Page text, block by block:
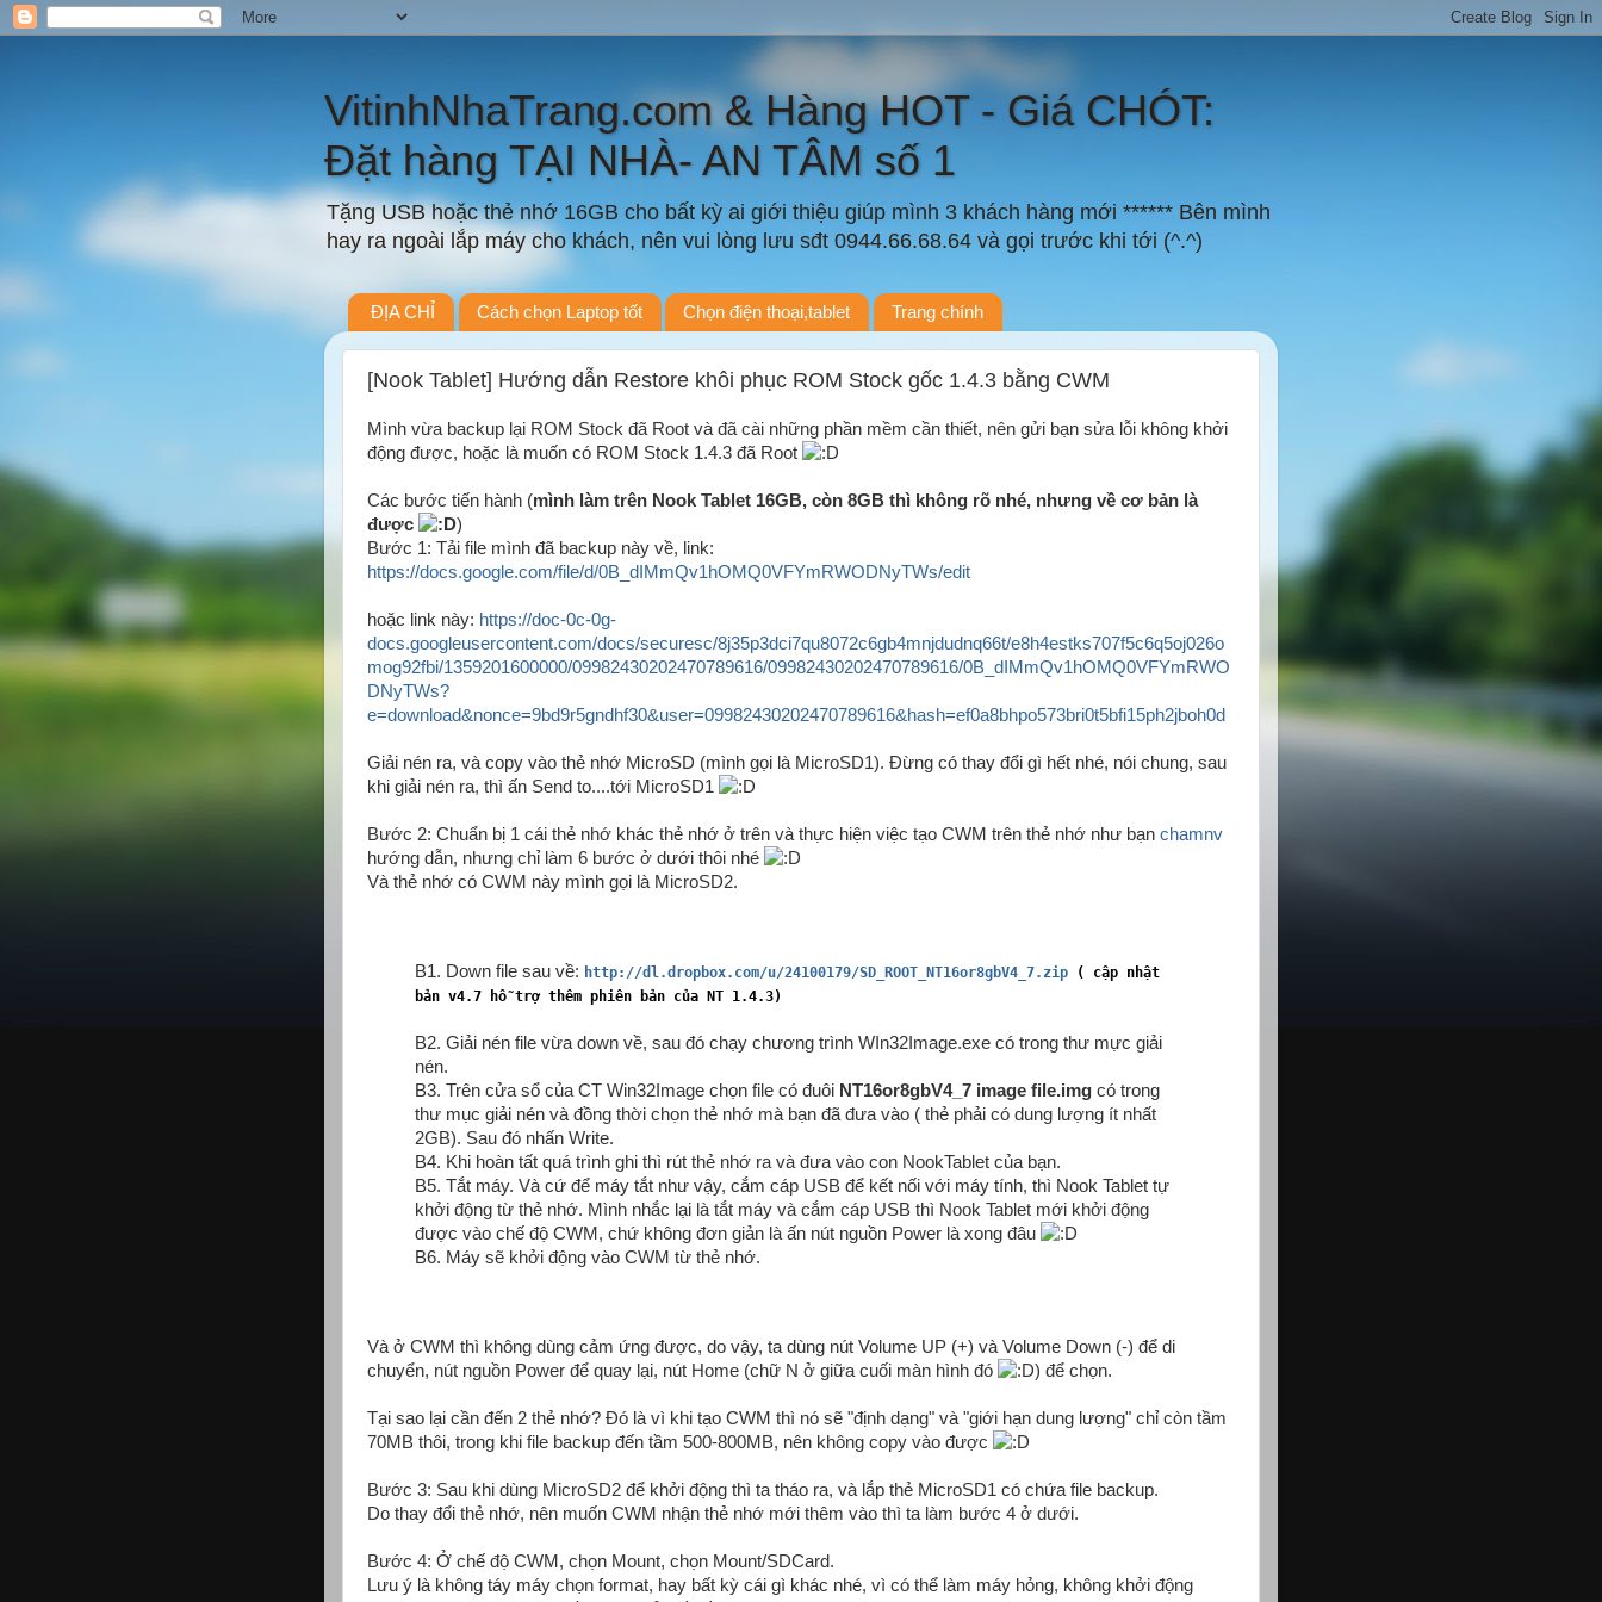
VitinhNhaTrang.com & Hàng HOT - Giá CHÓT:
Đặt hàng TẠI NHÀ- AN TÂM số 1
Tặng USB hoặc thẻ nhớ 16GB cho bất kỳ ai giới thiệu giúp mình 3 khách hàng mới ****** Bên mình
hay ra ngoài lắp máy cho khách, nên vui lòng lưu sđt 0944.66.68.64 và gọi trước khi tới (^.^)
ĐỊA CHỈ Cách chọn Laptop tốt Chọn điện thoại,tablet Trang chính
[Nook Tablet] Hướng dẫn Restore khôi phục ROM Stock gốc 1.4.3 bằng CWM
Mình vừa backup lại ROM Stock đã Root và đã cài những phần mềm cần thiết, nên gửi bạn sửa lỗi không khởi
động được, hoặc là muốn có ROM Stock 1.4.3 đã Root
Các bước tiến hành (mình làm trên Nook Tablet 16GB, còn 8GB thì không rõ nhé, nhưng về cơ bản là
được
)
Bước 1: Tải file mình đã backup này về, link:
https://docs.google.com/file/d/0B_dIMmQv1hOMQ0VFYmRWODNyTWs/edit
hoặc link này: https://doc-0c-0g-
docs.googleusercontent.com/docs/securesc/8j35p3dci7qu8072c6gb4mnjdudnq66t/e8h4estks707f5c6q5oj026o
mog92fbi/1359201600000/09982430202470789616/09982430202470789616/0B_dIMmQv1hOMQ0VFYmRWO
DNyTWs?
e=download&nonce=9bd9r5gndhf30&user=09982430202470789616&hash=ef0a8bhpo573bri0t5bfi15ph2jboh0d
Giải nén ra, và copy vào thẻ nhớ MicroSD (mình gọi là MicroSD1). Đừng có thay đổi gì hết nhé, nói chung, sau
khi giải nén ra, thì ấn Send to....tới MicroSD1
Bước 2: Chuẩn bị 1 cái thẻ nhớ khác thẻ nhớ ở trên và thực hiện việc tạo CWM trên thẻ nhớ như bạn chamnv
hướng dẫn, nhưng chỉ làm 6 bước ở dưới thôi nhé
Và thẻ nhớ có CWM này mình gọi là MicroSD2.
B1. Down file sau về: http://dl.dropbox.com/u/24100179/SD_ROOT_NT16or8gbV4_7.zip
( cập nhật
bản v4.7 hỗ trợ thêm phiên bản của NT 1.4.3)
B2. Giải nén file vừa down về, sau đó chạy chương trình WIn32Image.exe có trong thư mực giải
nén.
B3. Trên cửa sổ của CT Win32Image chọn file có đuôi NT16or8gbV4_7 image file.img có trong
thư mục giải nén và đồng thời chọn thẻ nhớ mà bạn đã đưa vào ( thẻ phải có dung lượng ít nhất
2GB). Sau đó nhấn Write.
B4. Khi hoàn tất quá trình ghi thì rút thẻ nhớ ra và đưa vào con NookTablet của bạn.
B5. Tắt máy. Và cứ để máy tắt như vậy, cắm cáp USB để kết nối với máy tính, thì Nook Tablet tự
khởi động từ thẻ nhớ. Mình nhắc lại là tắt máy và cắm cáp USB thì Nook Tablet mới khởi động
được vào chế độ CWM, chứ không đơn giản là ấn nút nguồn Power là xong đâu
B6. Máy sẽ khởi động vào CWM từ thẻ nhớ.
Và ở CWM thì không dùng cảm ứng được, do vậy, ta dùng nút Volume UP (+) và Volume Down (-) để di
chuyển, nút nguồn Power để quay lại, nút Home (chữ N ở giữa cuối màn hình đó
) để chọn.
Tại sao lại cần đến 2 thẻ nhớ? Đó là vì khi tạo CWM thì nó sẽ "định dạng" và "giới hạn dung lượng" chỉ còn tầm
70MB thôi, trong khi file backup đến tầm 500-800MB, nên không copy vào được
Bước 3: Sau khi dùng MicroSD2 để khởi động thì ta tháo ra, và lắp thẻ MicroSD1 có chứa file backup.
Do thay đổi thẻ nhớ, nên muốn CWM nhận thẻ nhớ mới thêm vào thì ta làm bước 4 ở dưới.
Bước 4: Ở chế độ CWM, chọn Mount, chọn Mount/SDCard.
Lưu ý là không táy máy chọn format, hay bất kỳ cái gì khác nhé, vì có thể làm máy hỏng, không khởi động